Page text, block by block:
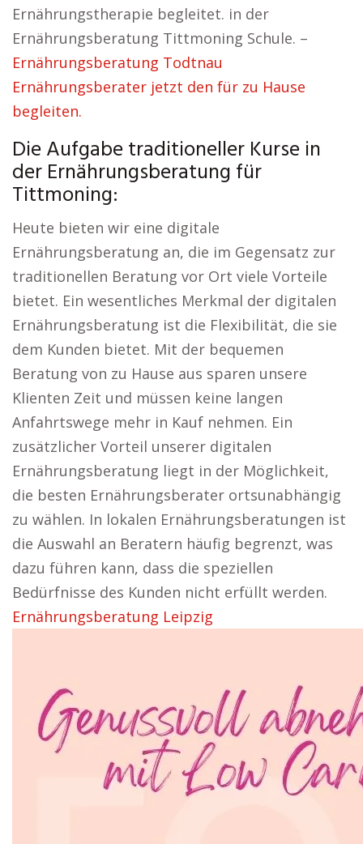
Ernährungstherapie begleitet. in der
Ernährungsberatung Tittmoning Schule. –
Ernährungsberatung Todtnau
Ernährungsberater jetzt den für zu Hause
begleiten.
Die Aufgabe traditioneller Kurse in
der Ernährungsberatung für
Tittmoning:
Heute bieten wir eine digitale
Ernährungsberatung an, die im Gegensatz zur
traditionellen Beratung vor Ort viele Vorteile
bietet. Ein wesentliches Merkmal der digitalen
Ernährungsberatung ist die Flexibilität, die sie
dem Kunden bietet. Mit der bequemen
Beratung von zu Hause aus sparen unsere
Klienten Zeit und müssen keine langen
Anfahrtswege mehr in Kauf nehmen. Ein
zusätzlicher Vorteil unserer digitalen
Ernährungsberatung liegt in der Möglichkeit,
die besten Ernährungsberater ortsunabhängig
zu wählen. In lokalen Ernährungsberatungen ist
die Auswahl an Beratern häufig begrenzt, was
dazu führen kann, dass die speziellen
Bedürfnisse des Kunden nicht erfüllt werden.
Ernährungsberatung Leipzig